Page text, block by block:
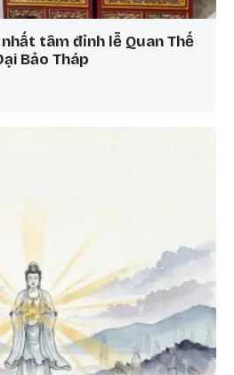
tâm đỉnh lễ Quan Thế
Bảo Tháp